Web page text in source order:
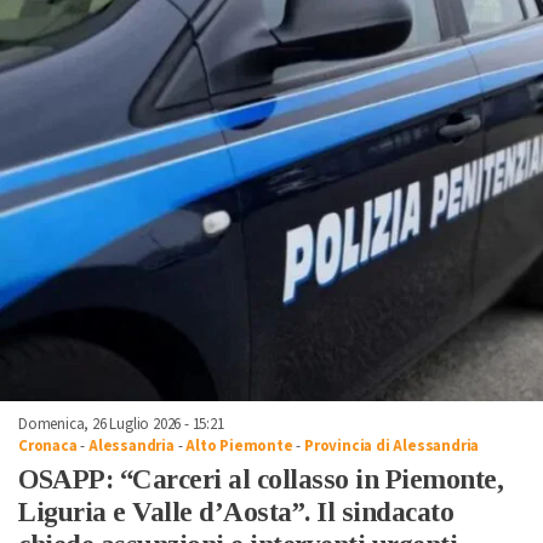
Domenica, 26 Luglio 2026 - 15:21
Cronaca-Alessandria -Alto Piemonte- Provincia di Alessandria
OSAPP: “Carceri al collasso in Piemonte,
Liguria e Valle d’Aosta”. Il sindacato